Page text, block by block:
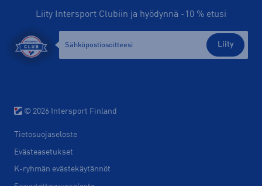
Liity Intersport Clubiin ja hyödynnä -10 % etusi
Liity
© 2026 Intersport Finland
Tietosuojaseloste
Evästeasetukset
K-ryhmän evästekäytännöt